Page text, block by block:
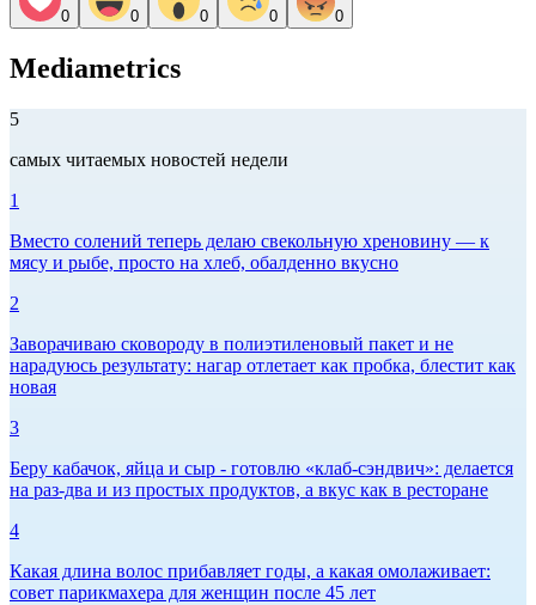
0 0 0 0 0
Mediametrics
5
самых читаемых новостей недели
1
Вместо солений теперь делаю свекольную хреновину — к
мясу и рыбе, просто на хлеб, обалденно вкусно
2
Заворачиваю сковороду в полиэтиленовый пакет и не
нарадуюсь результату: нагар отлетает как пробка, блестит как
новая
3
Беру кабачок, яйца и сыр - готовлю «клаб-сэндвич»: делается
на раз-два и из простых продуктов, а вкус как в ресторане
4
Какая длина волос прибавляет годы, а какая омолаживает:
совет парикмахера для женщин после 45 лет